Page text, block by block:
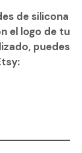
de silicona
el logo de tu
puedes